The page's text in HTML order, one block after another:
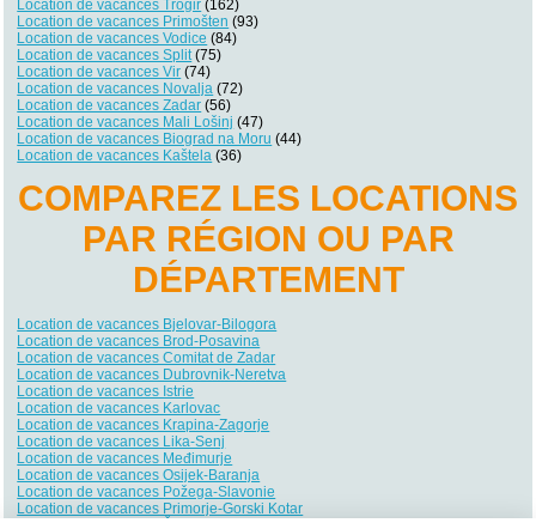
Location de vacances Trogir (162)
Location de vacances Primošten (93)
Location de vacances Vodice (84)
Location de vacances Split(75)
Location de vacances Vir (74)
Location de vacances Novalja (72)
Location de vacances Zadar (56)
Location de vacances Mali Lošinj (47)
Location de vacances Biograd na Moru (44)
Location de vacances Kaštela (36)
COMPAREZ LES LOCATIONS
PAR RÉGION OU PAR
DÉPARTEMENT
Location de vacances Bjelovar-Bilogora
Location de vacances Brod-Posavina
Location de vacances Comitat de Zadar
Location de vacances Dubrovnik-Neretva
Location de vacances Istrie
Location de vacances Karlovac
Location de vacances Krapina-Zagorje
Location de vacances Lika-Senj
Location de vacances Međimurje
Location de vacances Osijek-Baranja
Location de vacances Požega-Slavonie
Location de vacances Primorje-Gorski Kotar